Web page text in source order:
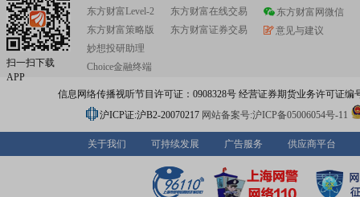
扫一扫下载
APP
东方财富Level-2
东方财富策略版
妙想投研助理
Choice金融终端
东方财富在线交易
东方财富证券交易
东方财富网微信
意见与建议
信息网络传播视听节目许可证：0908328号 经营证券期货业务许可证编
沪ICP证:沪B2-20070217 网站备案号:沪ICP备05006054号-11
关于我们 可持续发展 广告服务 供应商平台